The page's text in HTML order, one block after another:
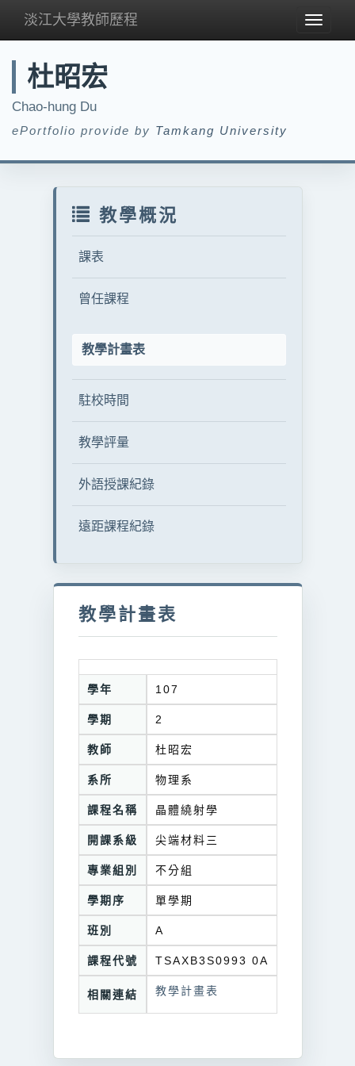
Toggle
淡江大學教師歷程
杜昭宏
Chao-hung Du
ePortfolio provide by Tamkang University
教學概況
課表
曾任課程
教學計畫表
駐校時間
教學評量
外語授課紀錄
遠距課程紀錄
教學計畫表
學年 107
學期 2
教師 杜昭宏
系所 物理系
課程名稱 晶體繞射學
開課系級 尖端材料三
專業組別 不分組
學期序 單學期
班別 A
課程代號 TSAXB3S0993 0A
相關連結 教學計畫表